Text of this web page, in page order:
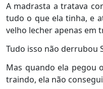
A madrasta a tratava
tudo o que ela tinha, e
velho lecher apenas em
Tudo isso não derrubou
Mas quando ela pegou
traindo, ela não